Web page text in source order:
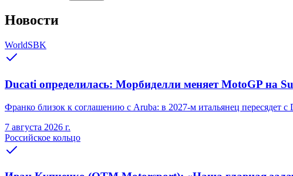
Новости
WorldSBK
Ducati определилась: Морбиделли меняет MotoGP на
Франко близок к соглашению с Aruba: в 2027-м итальянец пересядет
7 августа 2026 г.
Российское кольцо